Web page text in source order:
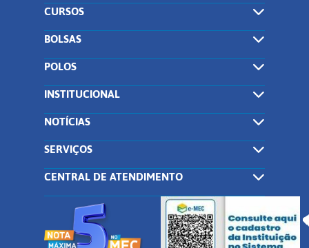
CURSOS
BOLSAS
POLOS
INSTITUCIONAL
NOTÍCIAS
SERVIÇOS
CENTRAL DE ATENDIMENTO